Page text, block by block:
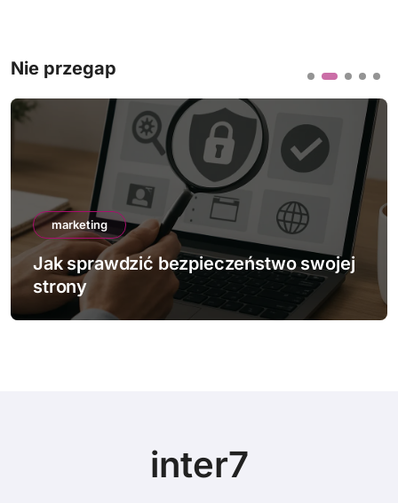
Nie przegap
marketing
Jak sprawdzić bezpieczeństwo swojej
strony
inter7